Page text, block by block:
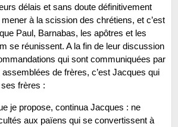
délais et sans doute définitivement
à la scission des chrétiens, et c’est
Paul, Barnabas, les apôtres et les
se réunissent. A la fin de leur discussion
qui sont communiquées par
de frères, c’est Jacques qui
ses frères :
je propose, continua Jacques : ne
aux païens qui se convertissent à